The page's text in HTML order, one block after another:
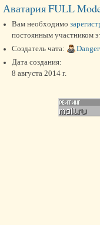
Аватария FULL
Вам необходимо
постоянным участником
Создатель чата:
Дата создания:
8 августа 2014 г.